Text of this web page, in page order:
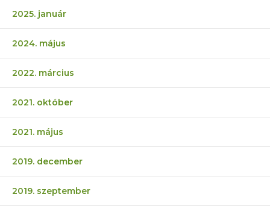
2025. január
2024. május
2022. március
2021. október
2021. május
2019. december
2019. szeptember